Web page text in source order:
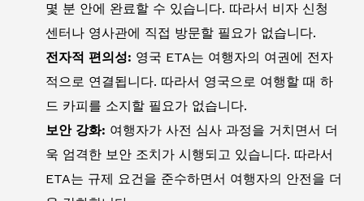
몇 분 안에 완료할 수 있습니다. 따라서 비자 신청
센터나 영사관에 직접 방문할 필요가 없습니다.
전자적 편의성: 영국 ETA는 여행자의 여권에 전자
적으로 연결됩니다. 따라서 영국으로 여행할 때 하
드 카피를 소지할 필요가 없습니다.
보안 강화: 여행자가 사전 심사 과정을 거치면서 더
욱 엄격한 보안 조치가 시행되고 있습니다. 따라서
ETA는 규제 요건을 준수하면서 여행자의 안전을 더